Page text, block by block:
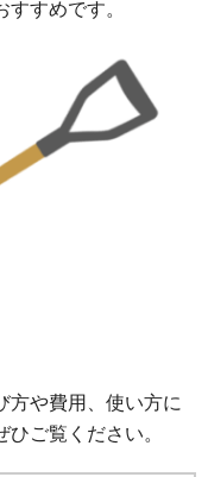
すめです。
方や費用、使い方に
ご覧ください。